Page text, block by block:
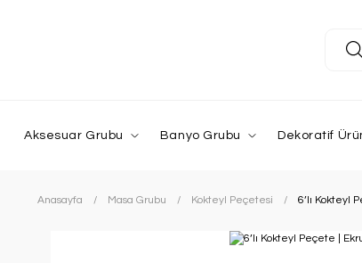
Aksesuar Grubu Banyo Grubu Dekoratif
Anasayfa Masa Grubu Kokteyl Peçetesi 6’lı Kokteyl